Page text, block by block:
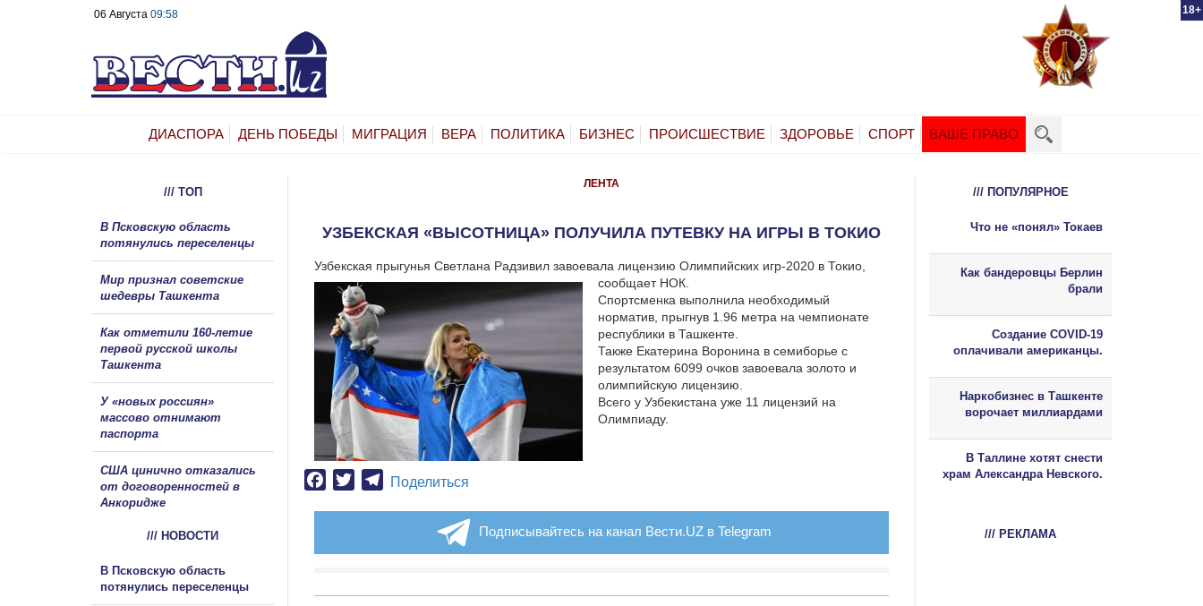
18+
06 Августа 09:58
ДИАСПОРА ДЕНЬ ПОБЕДЫ МИГРАЦИЯ ВЕРА ПОЛИТИКА БИЗНЕС ПРОИСШЕСТВИЕ ЗДОРОВЬЕ СПОРТ ВАШЕ ПРАВО
ЛЕНТА
УЗБЕКСКАЯ «ВЫСОТНИЦА» ПОЛУЧИЛА ПУТЕВКУ НА ИГРЫ В ТОКИО
Узбекская прыгунья Светлана Радзивил завоевала лицензию Олимпийских игр-2020 в Токио,
сообщает НОК.
Спортсменка выполнила необходимый
норматив, прыгнув 1.96 метра на чемпионате
республики в Ташкенте.
Также Екатерина Воронина в семиборье с
результатом 6099 очков завоевала золото и
олимпийскую лицензию.
Всего у Узбекистана уже 11 лицензий на
Олимпиаду.
Facebook
TwitterTelegram
Поделиться
Подписывайтесь на канал Вести.UZ в Telegram
/// ТОП
В Псковскую область
потянулись переселенцы
Мир признал советские
шедевры Ташкента
Как отметили 160-летие
первой русской школы
Ташкента
У «новых россиян»
массово отнимают
паспорта
США цинично отказались
от договоренностей в
Анкоридже
/// НОВОСТИ
В Псковскую область
потянулись переселенцы
/// ПОПУЛЯРНОЕ
Что не «понял» Токаев
Как бандеровцы Берлин
брали
Создание COVID-19
оплачивали американцы.
Наркобизнес в Ташкенте
ворочает миллиардами
В Таллине хотят снести
храм Александра Невского.
/// РЕКЛАМА